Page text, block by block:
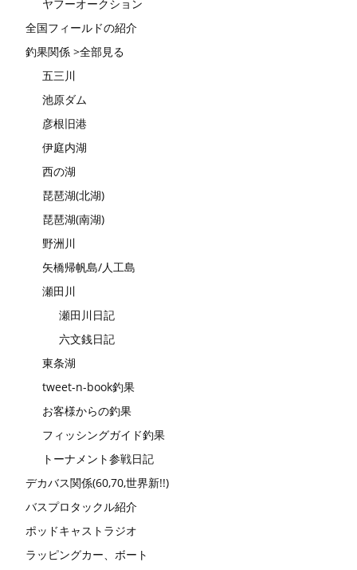
ヤフーオークション
全国フィールドの紹介
釣果関係 >全部見る
五三川
池原ダム
彦根旧港
伊庭内湖
西の湖
琵琶湖(北湖)
琵琶湖(南湖)
野洲川
矢橋帰帆島/人工島
瀬田川
瀬田川日記
六文銭日記
東条湖
tweet-n-book釣果
お客様からの釣果
フィッシングガイド釣果
トーナメント参戦日記
デカバス関係(60,70,世界新!!)
バスプロタックル紹介
ポッドキャストラジオ
ラッピングカー、ボート